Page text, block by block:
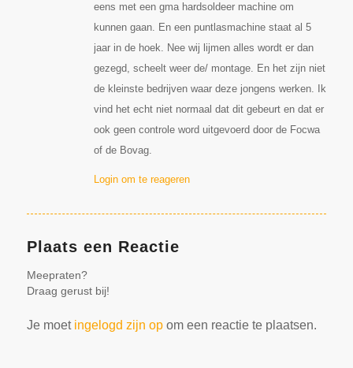
eens met een gma hardsoldeer machine om
kunnen gaan. En een puntlasmachine staat al 5
jaar in de hoek. Nee wij lijmen alles wordt er dan
gezegd, scheelt weer de/ montage. En het zijn niet
de kleinste bedrijven waar deze jongens werken. Ik
vind het echt niet normaal dat dit gebeurt en dat er
ook geen controle word uitgevoerd door de Focwa
of de Bovag.
Login om te reageren
Plaats een Reactie
Meepraten?
Draag gerust bij!
Je moet ingelogd zijn opom een reactie te plaatsen.